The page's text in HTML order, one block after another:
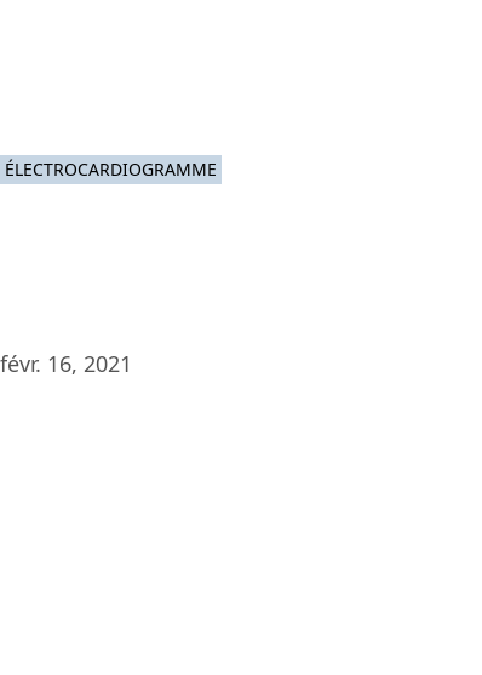
ÉLECTROCARDIOGRAMME
févr. 16, 2021